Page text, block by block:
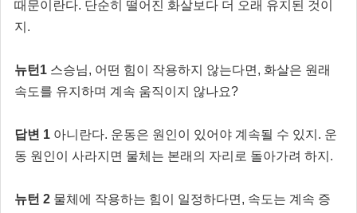
때문이란다. 단순히 떨어진 화살보다 더 오래 유지된 것이
지.
뉴턴 1 스승님, 어떤 힘이 작용하지 않는다면, 화살은 원래
속도를 유지하며 계속 움직이지 않나요?
답변 1 아니란다. 운동은 원인이 있어야 계속될 수 있지. 운
동 원인이 사라지면 물체는 본래의 자리로 돌아가려 하지.
뉴턴 2 물체에 작용하는 힘이 일정하다면, 속도는 계속 증